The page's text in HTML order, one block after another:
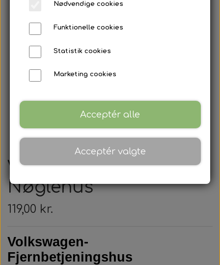
Volkswagen -
Nøglehus
119,00 kr.
Volkswagen-
Fjernbetjeningshus
Nødvendige cookies
Funktionelle cookies
Statistik cookies
Marketing cookies
Acceptér alle
Acceptér valgte